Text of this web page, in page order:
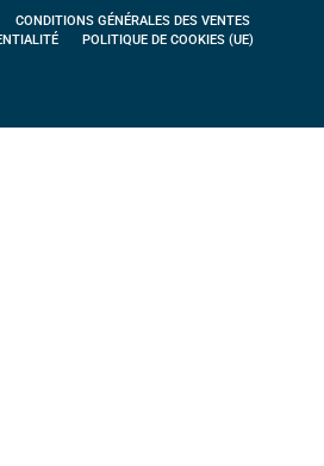
CONDITIONS GÉNÉRALES DES VENTES
POLITIQUE DE COOKIES (UE)